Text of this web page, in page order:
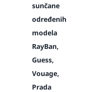
sunčane
određenih
modela
RayBan,
Guess,
Vouage,
Prada